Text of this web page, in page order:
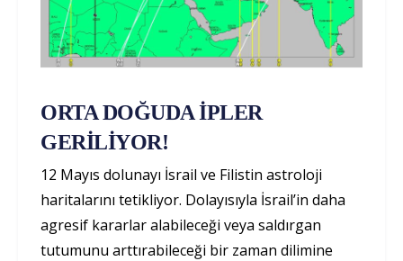
ORTA DOĞUDA İPLER
GERİLİYOR!
12 Mayıs dolunayı İsrail ve Filistin astroloji
haritalarını tetikliyor. Dolayısıyla İsrail’in daha
agresif kararlar alabileceği veya saldırgan
tutumunu arttırabileceği bir zaman dilimine